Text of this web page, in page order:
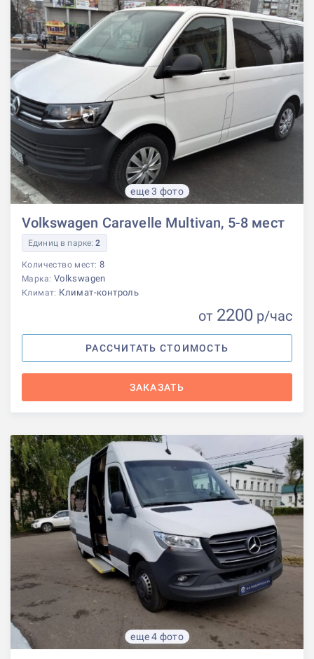
еще 3 фото
Volkswagen Caravelle Multivan, 5-8 мест
Единиц в парке:2
Количество мест: 8
Марка: Volkswagen
Климат: Климат-контроль
от 2200 р/час
РАССЧИТАТЬ СТОИМОСТЬ
ЗАКАЗАТЬ
еще 4 фото